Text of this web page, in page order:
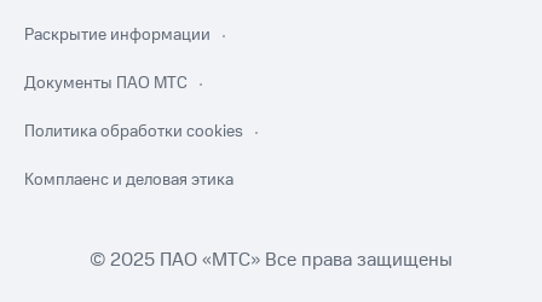
Раскрытие информации
Документы ПАО МТС
Политика обработки cookies
Комплаенс и деловая этика
© 2025 ПАО «МТС» Все права защищены